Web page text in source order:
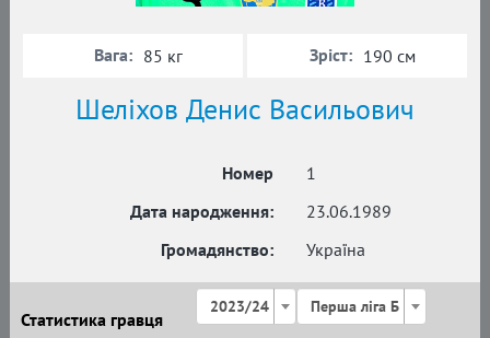
Шеліхов Денис Васильович
Номер
1
Дата народження:
23.06.1989
Громадянство:
Україна
Вага: 85 кг Зріст: 190 см
Статистика гравця
2023/24 Перша ліга Б